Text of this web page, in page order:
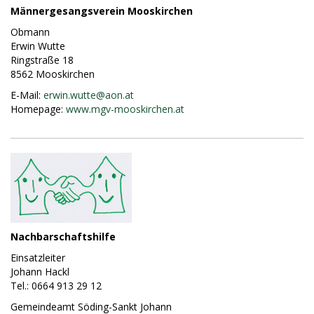
Männergesangsverein Mooskirchen
Obmann
Erwin Wutte
Ringstraße 18
8562 Mooskirchen
E-Mail: erwin.wutte@aon.at
Homepage: www.mgv-mooskirchen.at
Nachbarschaftshilfe
Einsatzleiter
Johann Hackl
Tel.: 0664 913 29 12
Gemeindeamt Söding-Sankt Johann